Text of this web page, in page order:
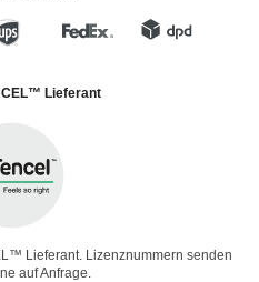
Lieferant
Lieferant. Lizenznummern senden
auf Anfrage.